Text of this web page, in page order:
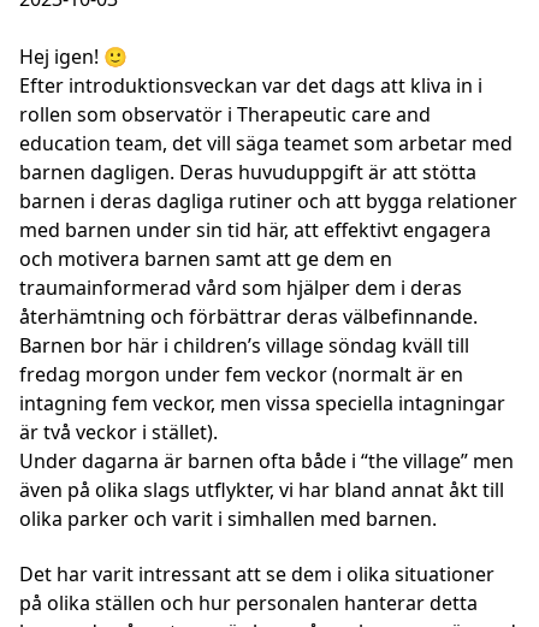
Hej igen! 🙂
Efter introduktionsveckan var det dags att kliva in i
rollen som observatör i Therapeutic care and
education team, det vill säga teamet som arbetar med
barnen dagligen. Deras huvuduppgift är att stötta
barnen i deras dagliga rutiner och att bygga relationer
med barnen under sin tid här, att effektivt engagera
och motivera barnen samt att ge dem en
traumainformerad vård som hjälper dem i deras
återhämtning och förbättrar deras välbefinnande.
Barnen bor här i children’s village söndag kväll till
fredag morgon under fem veckor (normalt är en
intagning fem veckor, men vissa speciella intagningar
är två veckor i stället).
Under dagarna är barnen ofta både i “the village” men
även på olika slags utflykter, vi har bland annat åkt till
olika parker och varit i simhallen med barnen.
Det har varit intressant att se dem i olika situationer
på olika ställen och hur personalen hanterar detta